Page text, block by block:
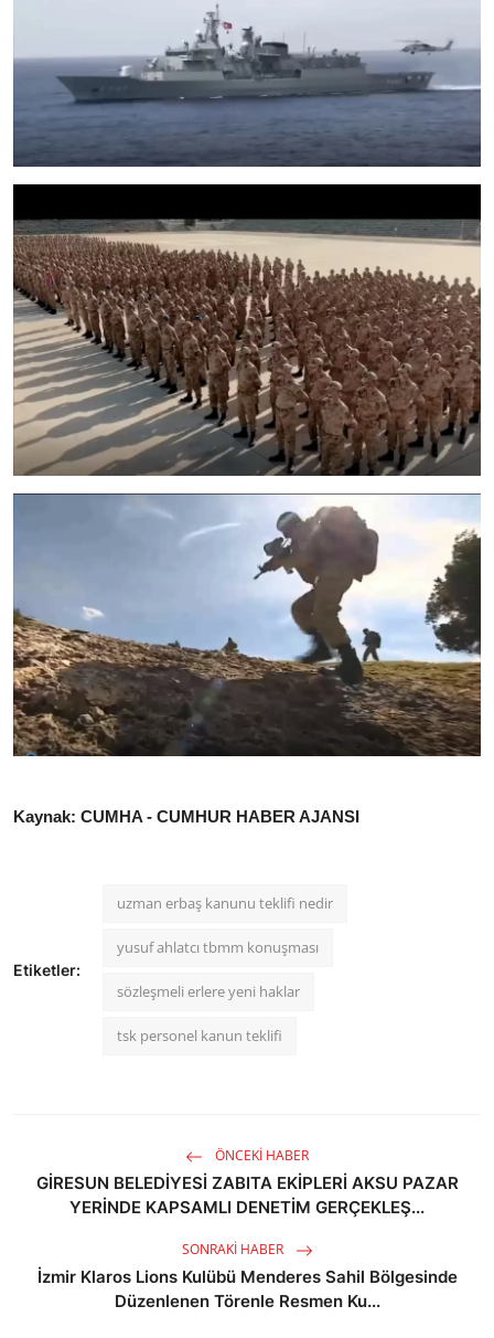
Kaynak: CUMHA - CUMHUR HABER AJANSI
Etiketler:
uzman erbaş kanunu teklifi nedir
yusuf ahlatcı tbmm konuşması
sözleşmeli erlere yeni haklar
tsk personel kanun teklifi
ÖNCEKI HABER
GİRESUN BELEDİYESİ ZABITA EKİPLERİ AKSU PAZAR
YERİNDE KAPSAMLI DENETİM GERÇEKLEŞ...
SONRAKI HABER
İzmir Klaros Lions Kulübü Menderes Sahil Bölgesinde
Düzenlenen Törenle Resmen Ku...